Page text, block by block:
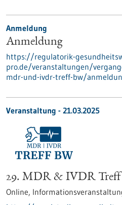
Anmeldung
Anmeldung
https://regulatorik-
pro.de/veranstaltungen/
mdr-und-ivdr-treff-bw/
Veranstaltung - 21.03.2025
29. MDR & IVDR Treff
Online,